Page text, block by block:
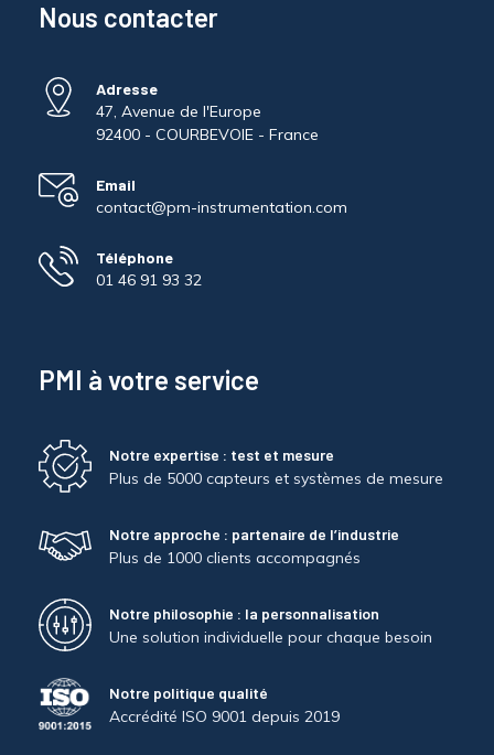
Nous contacter
Adresse
47, Avenue de l'Europe
92400 - COURBEVOIE - France
Email
contact@pm-instrumentation.com
Téléphone
01 46 91 93 32
PMI à votre service
Notre expertise : test et mesure
Plus de 5000 capteurs et systèmes de mesure
Notre approche : partenaire de l’industrie
Plus de 1000 clients accompagnés
Notre philosophie : la personnalisation
Une solution individuelle pour chaque besoin
Notre politique qualité
Accrédité ISO 9001 depuis 2019